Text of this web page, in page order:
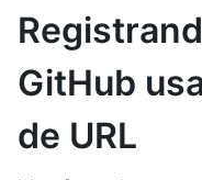
GitHub
de URL